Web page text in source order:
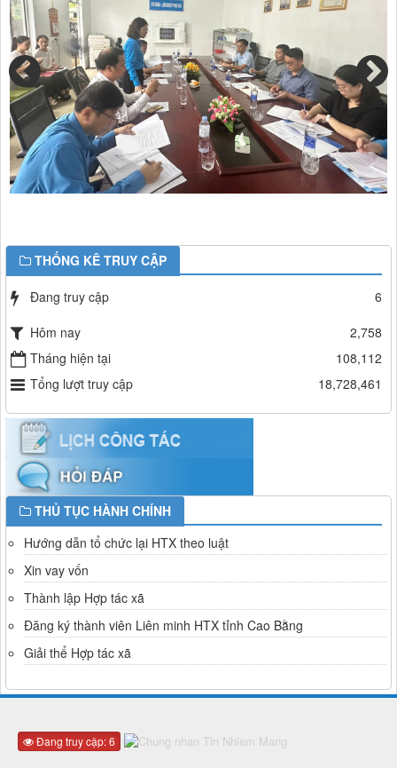
THỐNG KÊ TRUY CẬP
Đang truy cập
6
Hôm nay
2,758
Tháng hiện tại
108,112
Tổng lượt truy cập
18,728,461
THỦ TỤC HÀNH CHÍNH
Hướng dẫn tổ chức lại HTX theo luật
Xin vay vốn
Thành lập Hợp tác xã
Đăng ký thành viên Liên minh HTX tỉnh Cao Bằng
Giải thể Hợp tác xã
Đang truy cập: 6